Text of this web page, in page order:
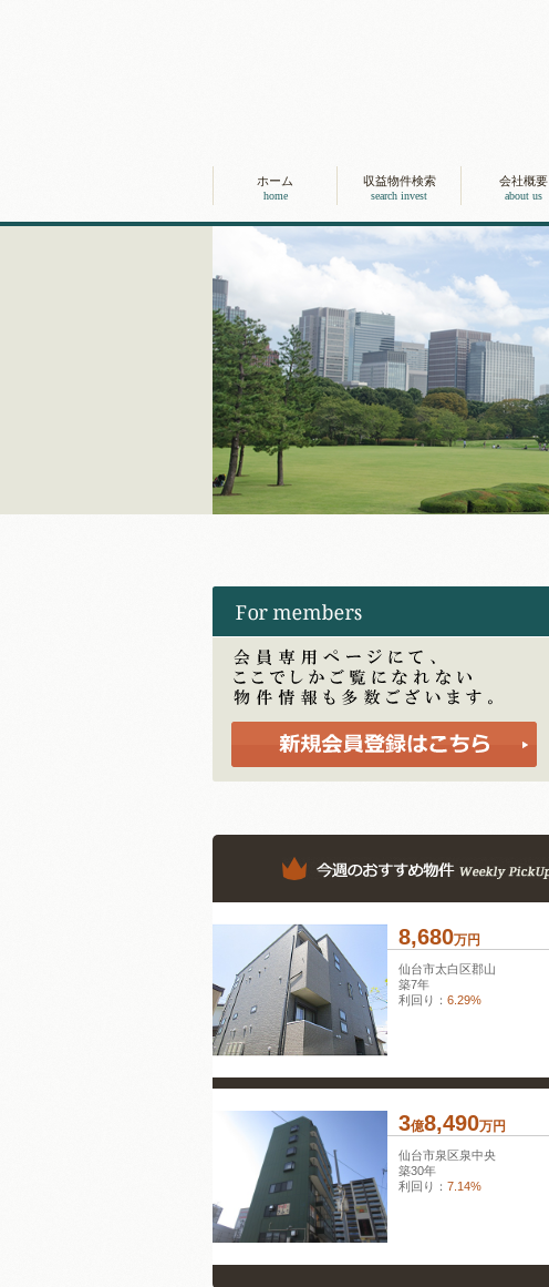
ホーム
home
収益物件検索
search invest
会社概要
about us
8,680万円
仙台市太白区郡山
築7年
利回り：6.29%
3億8,490万円
仙台市泉区泉中央
築30年
利回り：7.14%